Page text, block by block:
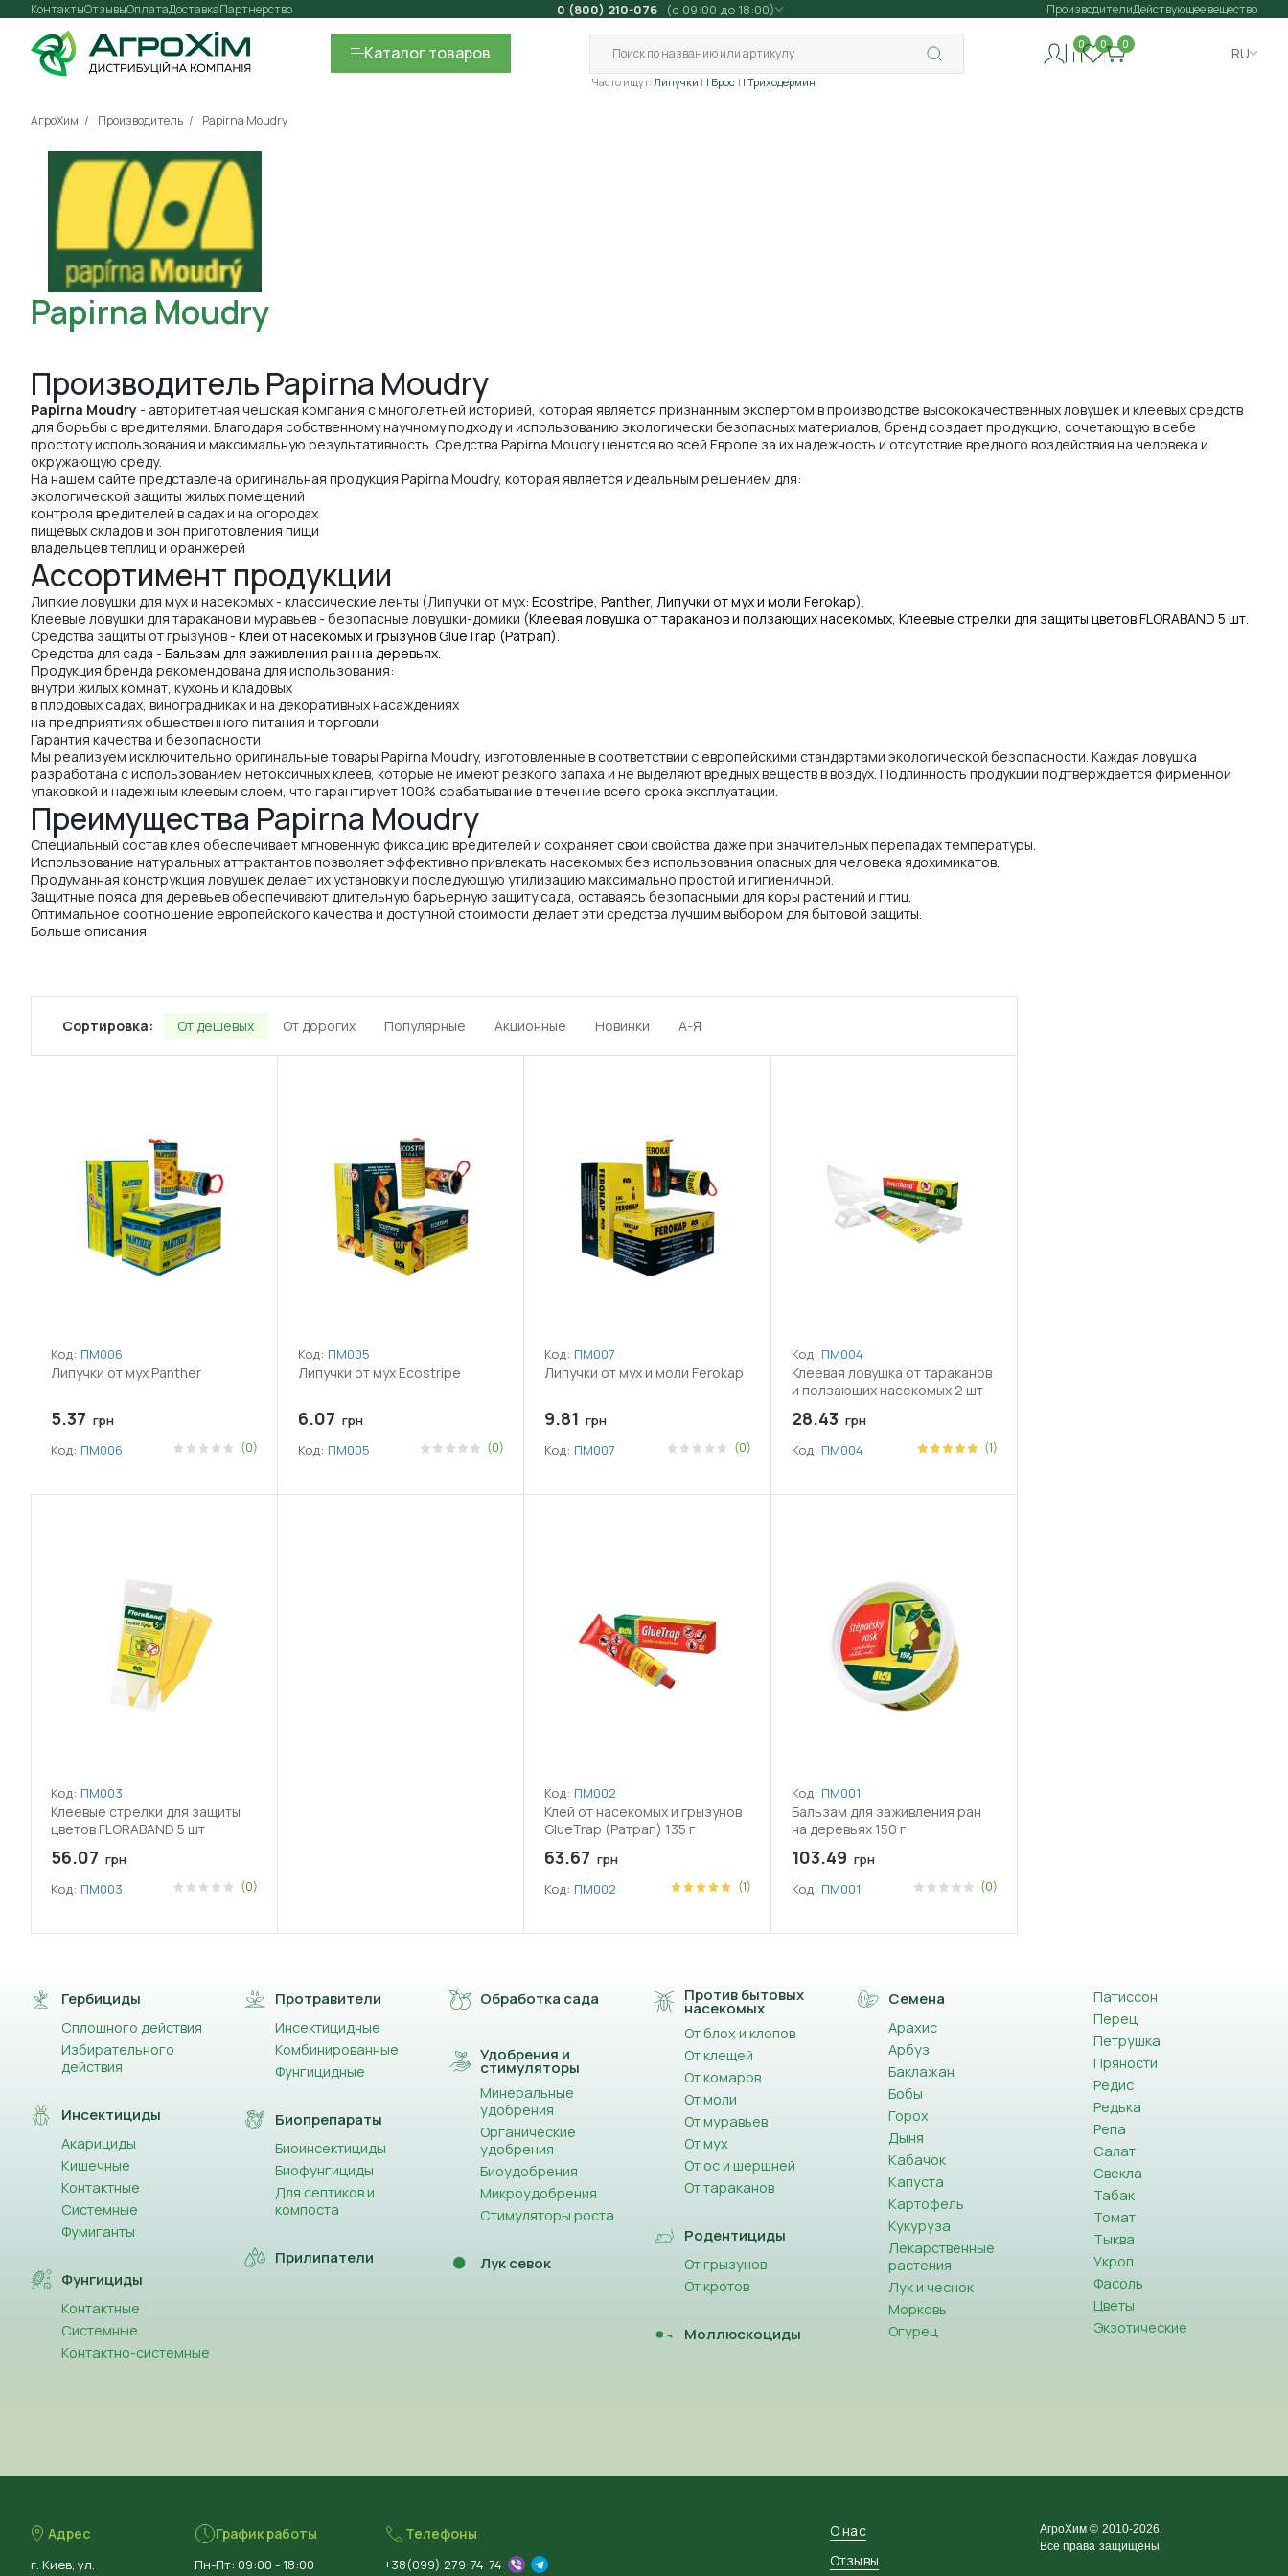
Контакты Оплата
Отзывы ДоставкаПартнерство 0 (800) 210-076 (с 09:00 до 18:00) ПроизводителиДействующее вещество
Каталогтоваров
Часто ищут: Липучки | Брос | Триходермин
0 0 0
RU
АгроХим Производитель Papirna Moudry
Papirna Moudry
Производитель Papirna Moudry
Papirna Moudry- авторитетная чешская компания с многолетней историей, которая является признанным экспертом в производстве высококачественных ловушек и клеевых средств
для борьбы с вредителями. Благодаря собственному научному подходу и использованию экологически безопасных материалов, бренд создает продукцию, сочетающую в себе
простоту использования и максимальную результативность. Средства Papirna Moudry ценятся во всей Европе за их надежность и отсутствие вредного воздействия на человека и
окружающую среду.
На нашем сайте представлена оригинальная продукция Papirna Moudry, которая является идеальным решением для:
экологической защиты жилых помещений
контроля вредителей в садах и на огородах
пищевых складов и зон приготовления пищи
владельцев теплиц и оранжерей
Ассортимент продукции
Липкие ловушки для мух и насекомых - классические ленты (Липучки от мух: Ecostripe, Panther, Липучки от мух и моли Ferokap).
Клеевые ловушки для тараканов и муравьев - безопасные ловушки-домики (Клеевая ловушка от тараканов и ползающих насекомых, Клеевые стрелки для защиты цветов FLORABAND 5 шт.
Средства защиты от грызунов - Клей от насекомых и грызунов GlueTrap (Ратрап).
Средства для сада - Бальзам для заживления ран на деревьях.
Продукция бренда рекомендована для использования:
внутри жилых комнат, кухонь и кладовых
в плодовых садах, виноградниках и на декоративных насаждениях
на предприятиях общественного питания и торговли
Гарантия качества и безопасности
Мы реализуем исключительно оригинальные товары Papirna Moudry, изготовленные в соответствии с европейскими стандартами экологической безопасности. Каждая ловушка
разработана с использованием нетоксичных клеев, которые не имеют резкого запаха и не выделяют вредных веществ в воздух. Подлинность продукции подтверждается фирменной
упаковкой и надежным клеевым слоем, что гарантирует 100% срабатывание в течение всего срока эксплуатации.
Преимущества Papirna Moudry
Специальный состав клея обеспечивает мгновенную фиксацию вредителей и сохраняет свои свойства даже при значительных перепадах температуры.
Использование натуральных аттрактантов позволяет эффективно привлекать насекомых без использования опасных для человека ядохимикатов.
Продуманная конструкция ловушек делает их установку и последующую утилизацию максимально простой и гигиеничной.
Защитные пояса для деревьев обеспечивают длительную барьерную защиту сада, оставаясь безопасными для коры растений и птиц.
Оптимальное соотношение европейского качества и доступной стоимости делает эти средства лучшим выбором для бытовой защиты.
Больше описания
Сортировка: От дешевых От дорогих Популярные Акционные Новинки А-Я
Код: ПМ006
Липучки от мух Panther
5.37 грн
Код: ПМ006 (0)
Код: ПМ005
Липучки от мух Ecostripe
6.07 грн
Код: ПМ005 (0)
Код: ПМ007
Липучки от мух и моли Ferokap
9.81 грн
Код: ПМ007 (0)
Код: ПМ004
Клеевая ловушка от тараканов
и ползающих насекомых 2 шт
28.43 грн
Код: ПМ004 (1)
Код: ПМ003
Клеевые стрелки для защиты
цветов FLORABAND 5 шт
56.07 грн
Код: ПМ003 (0)
Код: ПМ002
Клей от насекомых и грызунов
GlueTrap (Ратрап) 135 г
63.67 грн
Код: ПМ002 (1)
Код: ПМ001
Бальзам для заживления ран
на деревьях 150 г
103.49 грн
Код: ПМ001 (0)
Гербициды
Сплошного действия
Избирательного
действия
Инсектициды
Акарициды
Кишечные
Контактные
Системные
Фумиганты
Фунгициды
Контактные
Системные
Контактно-системные
Протравители
Инсектицидные
Комбинированные
Фунгицидные
Биопрепараты
Биоинсектициды
Биофунгициды
Для септиков и
компоста
Прилипатели
Обработка сада
Удобрения и
стимуляторы
Минеральные
удобрения
Органические
удобрения
Биоудобрения
Микроудобрения
Стимуляторы роста
Лук севок
Против бытовых
насекомых
От блох и клопов
От клещей
От комаров
От моли
От муравьев
От мух
От ос и шершней
От тараканов
Родентициды
От грызунов
От кротов
Моллюскоциды
Семена
Арахис
Арбуз
Баклажан
Бобы
Горох
Дыня
Кабачок
Капуста
Картофель
Кукуруза
Лекарственные
растения
Лук и чеснок
Морковь
Огурец
Патиссон
Перец
Петрушка
Пряности
Редис
Редька
Репа
Салат
Свекла
Табак
Томат
Тыква
Укроп
Фасоль
Цветы
Экзотические
Адрес
г. Киев, ул.
График работы
Пн-Пт: 09:00 - 18:00
Телефоны
+38(099) 279-74-74
О нас
Отзывы
АгроХим © 2010-2026.
Все права защищены